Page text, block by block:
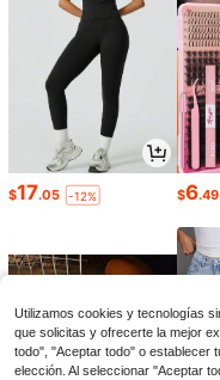
$17.05 -12% $6.49
Utilizamos cookies y tecnologías
que solicitas y ofrecerte la mejor
todo", "Aceptar todo" o establecer
elección. Al seleccionar "Aceptar